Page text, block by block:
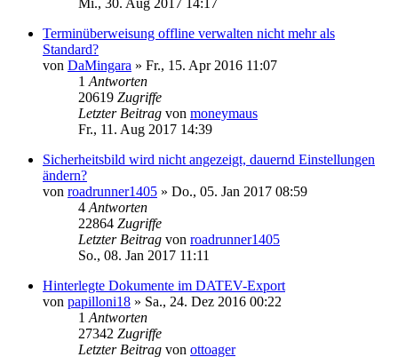
Terminüberweisung offline verwalten nicht mehr als
Standard?
von DaMingara » Fr., 15. Apr 2016 11:07
1 Antworten
20619 Zugriffe
Letzter Beitrag von moneymaus
Fr., 11. Aug 2017 14:39
Sicherheitsbild wird nicht angezeigt, dauernd Einstellungen
ändern?
von roadrunner1405 » Do., 05. Jan 2017 08:59
4 Antworten
22864 Zugriffe
Letzter Beitrag von roadrunner1405
So., 08. Jan 2017 11:11
Hinterlegte Dokumente im DATEV-Export
von papilloni18 » Sa., 24. Dez 2016 00:22
1 Antworten
27342 Zugriffe
Letzter Beitrag von ottoager